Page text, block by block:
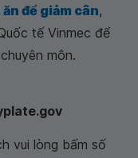
để giảm cân,
tế Vinmec để
môn.
vui lòng bấm số